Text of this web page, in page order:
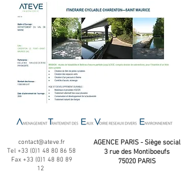
contact@ateve.fr
Tel +33 (0)1 48 80 86 58
Fax +33 (0)1 48 80 89
12
AGENCE PARIS - Siège social
3 rue des Montiboeufs
75020 PARIS